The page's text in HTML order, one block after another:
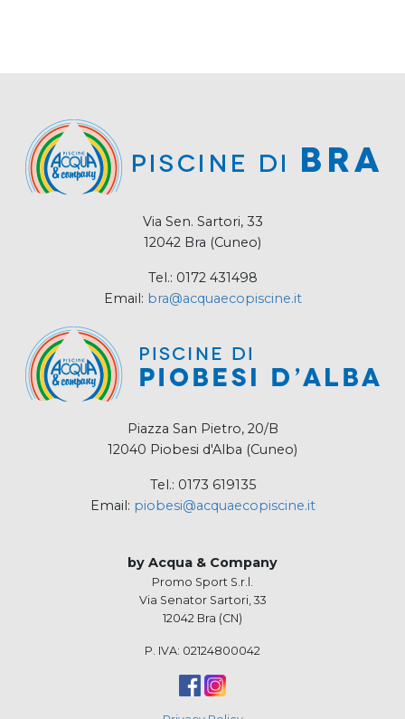
Via Sen. Sartori, 33
12042 Bra (Cuneo)
Tel.: 0172 431498
Email: bra@acquaecopiscine.it
Piazza San Pietro, 20/B
12040 Piobesi d'Alba (Cuneo)
Tel.: 0173 619135
Email: piobesi@acquaecopiscine.it
by Acqua & Company
Promo Sport S.r.l.
Via Senator Sartori, 33
12042 Bra (CN)
P. IVA: 02124800042